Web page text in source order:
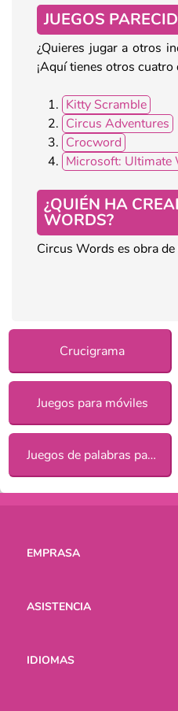
JUEGOS
¿Quieres jugar a otros
¡Aquí tienes otros
Kitty Scramble
Circus Adventures
Crocword
Microsoft: Ultimate
¿QUIÉN HA
WORDS?
Circus Words es obra
Crucigrama
Juegos para móviles
Juegos de palabras para chicas
EMPRASA
ASISTENCIA
IDIOMAS